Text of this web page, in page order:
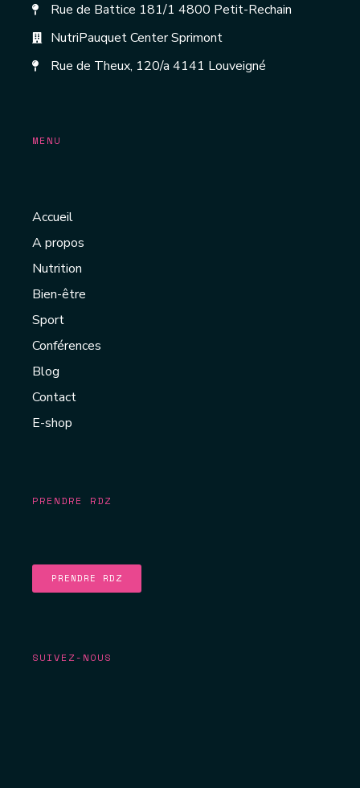
Rue de Battice 181/1 4800 Petit-Rechain
NutriPauquet Center Sprimont
Rue de Theux, 120/a 4141 Louveigné
MENU
Accueil
A propos
Nutrition
Bien-être
Sport
Conférences
Blog
Contact
E-shop
PRENDRE RDZ
PRENDRE RDZ
SUIVEZ-NOUS